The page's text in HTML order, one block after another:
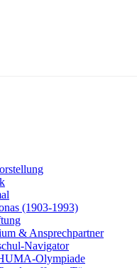
(1903-1993)
& Ansprechpartner
Navigator
Olympiade